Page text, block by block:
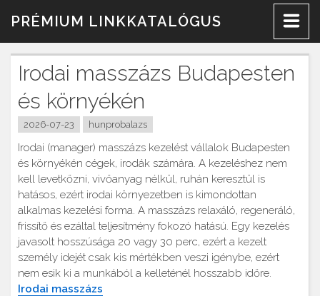
PRÉMIUM LINKKATALÓGUS
Irodai masszázs Budapesten
és környékén
2026-07-23 hunprobalazs
Irodai (manager) masszázs kezelést vállalok Budapesten
és környékén cégek, irodák számára. A kezeléshez nem
kell levetkőzni, vivőanyag nélkül, ruhán keresztül is
hatásos, ezért irodai környezetben is kimondottan
alkalmas kezelési forma. A masszázs relaxáló, regeneráló,
frissítő és ezáltal teljesítmény fokozó hatású. Egy kezelés
javasolt hosszúsága 20 vagy 30 perc, ezért a kezelt
személy idejét csak kis mértékben veszi igénybe, ezért
nem esik ki a munkából a kelleténél hosszabb időre.
Irodai masszázs